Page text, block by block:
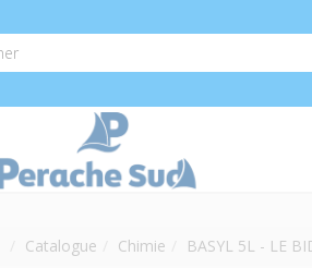
Catalogue Chimie BASYL 5L - LE